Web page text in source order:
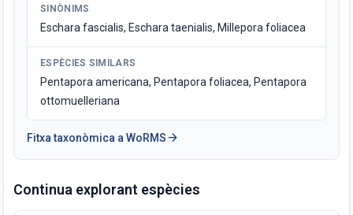
SINÒNIMS
Eschara fascialis, Eschara taenialis, Millepora foliacea
ESPÈCIES SIMILARS
Pentapora americana, Pentapora foliacea, Pentapora
ottomuelleriana
Fitxa taxonòmica a WoRMS arrow_forward
Continua explorant espècies